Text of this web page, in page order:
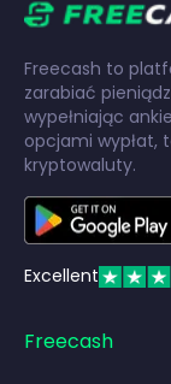
Freecash to
zarabiać
wypełniając
opcjami wypłat,
kryptowaluty.
Excellent
Freecash